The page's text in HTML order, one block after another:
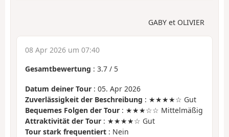
GABY et OLIVIER
08 Apr 2026 um 07:40
Gesamtbewertung : 3.7 / 5
Datum deiner Tour : 05. Apr 2026
Zuverlässigkeit der Beschreibung : ★★★★☆ Gut
Bequemes Folgen der Tour : ★★★☆☆ Mittelmäßig
Attraktivität der Tour : ★★★★☆ Gut
Tour stark frequentiert : Nein